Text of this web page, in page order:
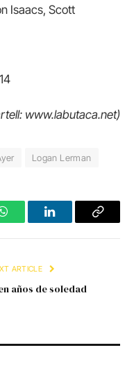
Isaacs, Scott
www.labutaca.net)
Logan Lerman
WhatsAppLinkedInCopy
ARTICLE
años de soledad